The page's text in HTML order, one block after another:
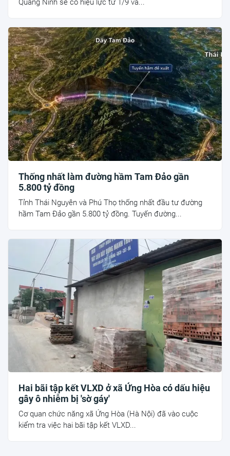
Quảng Ninh sẽ có hiệu lực từ 1/9 và...
Thống nhất làm đường hầm Tam Đảo gần
5.800 tỷ đồng
Tỉnh Thái Nguyên và Phú Thọ thống nhất đầu tư đường
hầm Tam Đảo gần 5.800 tỷ đồng. Tuyến đường...
Hai bãi tập kết VLXD ở xã Ứng Hòa có dấu hiệu
gây ô nhiễm bị 'sờ gáy'
Cơ quan chức năng xã Ứng Hòa (Hà Nội) đã vào cuộc
kiểm tra việc hai bãi tập kết VLXD...